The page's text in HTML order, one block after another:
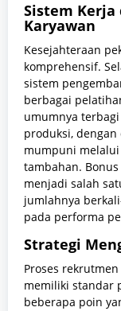
Sistem
Karyawan
Kesejahteraan
komprehensif.
sistem
berbagai
umumnya
produksi,
mumpuni melalui
tambahan.
menjadi salah
jumlahnya
pada performa
Strategi
Proses
memiliki standar
beberapa poin